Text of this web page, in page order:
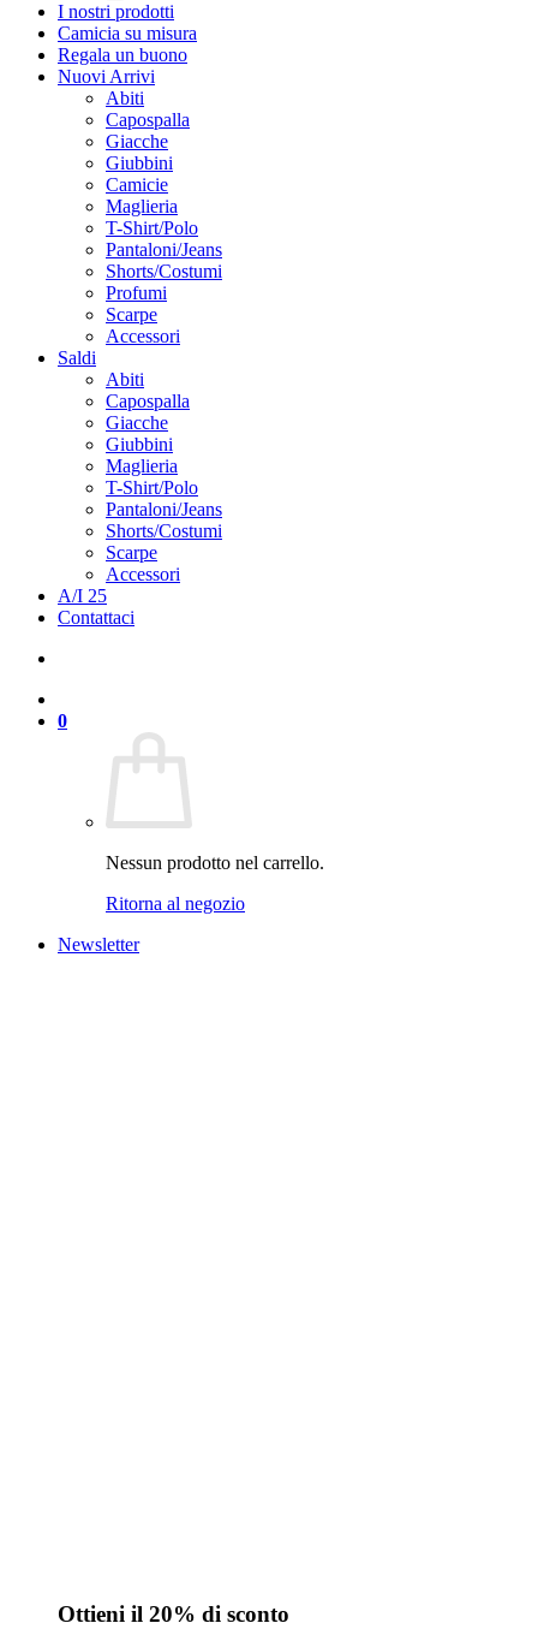
I nostri prodotti
Camicia su misura
Regala un buono
Nuovi Arrivi
Abiti
Capospalla
Giacche
Giubbini
Camicie
Maglieria
T-Shirt/Polo
Pantaloni/Jeans
Shorts/Costumi
Profumi
Scarpe
Accessori
Saldi
Abiti
Capospalla
Giacche
Giubbini
Maglieria
T-Shirt/Polo
Pantaloni/Jeans
Shorts/Costumi
Scarpe
Accessori
A/I 25
Contattaci
0
Nessun prodotto nel carrello.
Ritorna al negozio
Newsletter
Ottieni il 20% di sconto